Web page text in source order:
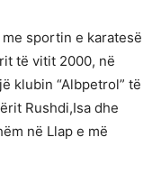
sportin e karatesë
të vitit 2000, në
klubin “Albpetrol” të
Rushdi,Isa dhe
në Llap e më